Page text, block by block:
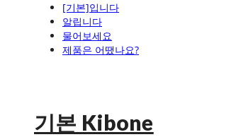
[기본]입니다
알립니다
물어보세요
제품은 어땠나요?
기본 Kibone